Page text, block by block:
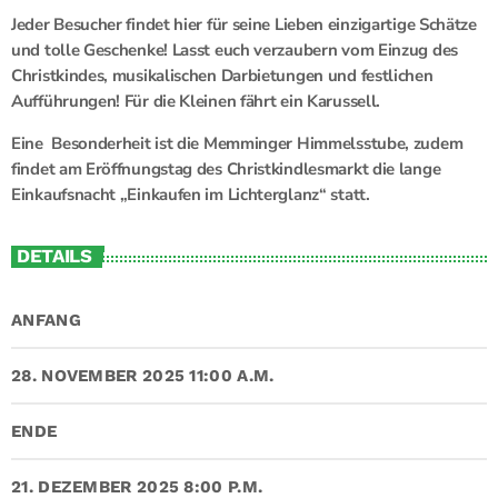
Jeder Besucher findet hier für seine Lieben einzigartige Schätze
und tolle Geschenke! Lasst euch verzaubern vom Einzug des
Christkindes, musikalischen Darbietungen und festlichen
Aufführungen! Für die Kleinen fährt ein Karussell.
Eine Besonderheit ist die Memminger Himmelsstube, zudem
findet am Eröffnungstag des Christkindlesmarkt die lange
Einkaufsnacht „Einkaufen im Lichterglanz“statt.
DETAILS
ANFANG
28. NOVEMBER 2025 11:00 A.M.
ENDE
21. DEZEMBER 2025 8:00 P.M.